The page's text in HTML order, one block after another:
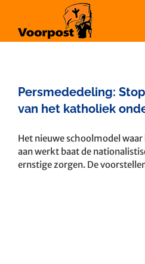
inhoud
Persmededeling:
van het katholiek
Het nieuwe schoolmodel
aan werkt baat de
ernstige zorgen. De